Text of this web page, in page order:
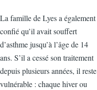
La famille de Lyes a également
confié qu’il avait souffert
d’asthme jusqu’à l’âge de 14
ans. S’il a cessé son traitement
depuis plusieurs années, il reste
vulnérable : chaque hiver ou